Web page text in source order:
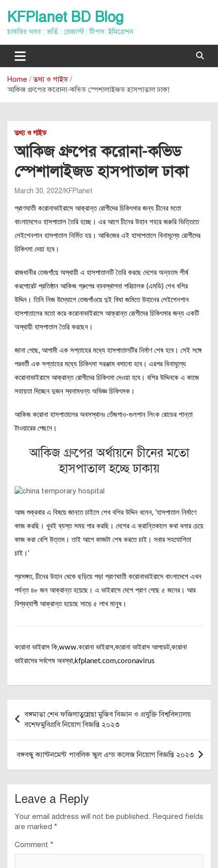
content
KFPlanet BD Blog
চাকরির খবর : ভর্তি : রেজাল্ট : টিপস: ইমিগ্রেশন
Home
তথ্য ও গাইড
আকিজ গ্রুপের করোনা-কভিড স্পেশালাইজড হাসপাতাল ঢাকা
তথ্য ও গাইড
আকিজ গ্রুপের করোনা-কভিড
স্পেশালাইজড হাসপাতাল ঢাকা
March 30, 2022 KFPlanet
প্রাণঘাতী করোনাভাইরাসে আক্রান্ত রোগীদের চিকিৎসার জন্য চীনের মতো
বাংলাদেশেও হাসপাতাল তৈরি হচ্ছে। এর আগে চীনের উহান শহরে জরুরি ভিত্তিতে
লেইশেনশান হাসপাতাল নির্মিত হয়। আকিজের এই হাসাপতালে বিনামূল্যে রোগীদের
চিকিৎসা দেয়া হবে।
রাজধানীর তেজগাঁয়ে অস্থায়ী এ হাসপাতালটি তৈরি করছে দেশের অন্যতম শীর্ষ
করপোরেট প্রতিষ্ঠান আকিজ গ্রুপের ব্যবস্থাপনা পরিচালক (এমডি) শেখ বশির
উদ্দিন। তিনি নিজ উদ্যোগে তেজগাঁওয়ে দুই বিঘা জমিতে উহানের লেইশেনশান
হাসপাতালের মতো করে করোনাভাইরাসে আক্রান্ত রোগীদের চিকিৎসার জন্য একটি
অস্থায়ী হাসপাতাল তৈরি করছেন।
জানা গেছে, আগামী এক সপ্তাহের মধ্যে হাসপাতালটির নির্মাণ শেষ হবে। সেই সঙ্গে
পরবর্তী এক সপ্তাহের মধ্যে চিকিৎসা সরঞ্জাম বসানো হবে। এরপর বিনামূল্যে
করোনাভাইরাসে আক্রান্ত রোগীদের চিকিৎসা দেওয়া হবে। বশির উদ্দিনকে এ কাজে
সহায়তা দিচ্ছেন দুজন স্বনামধন্য অভিজ্ঞ চিকিৎসক।
আকিজ করোনা হাসপাতালের অবসস্থানঃ তেঁজগাও-গুলশান লিংক রোডের শান্তা
টাওয়ারের পেছনে।
আকিজ গ্রুপের অর্থায়নে চীনের মতো
হাসপাতাল হচ্ছে ঢাকায়
আজ শুক্রবার এ বিষয়ে জানতে চাইলে শেখ বশির উদ্দিন বলেন, ‘হাসপাতাল নির্মাণে
কাজ করছি। খুবই ব্যস্ত সময় পার করছি। দেশের এ ক্রান্তিকালে কথা বলার চেয়ে
কাজ করা বেশি উত্তম। তাই আগে কাজটা শেষ করতে চাই। সবার সহযোগিতা
চাই।’
প্রসঙ্গত, চীনের উহান থেকে ছড়িয়ে পড়া প্রাণঘাতী করোনাভাইরাসে বাংলাদেশে এখন
পর্যন্ত ৪৮ জন আক্রান্ত হয়েছে। এ ভাইরাসে দেশে প্রাণ গেছে ৫ জনের। আর
বিশ্বব্যাপী আক্রান্ত হয়েছে সাড়ে ৫ লাখ মানুষ।
করোনা ভাইরাস কি,www.করোনা ভাইরাস,করোনা ভাইরাস আপডেট,করোনা
ভাইরাসের সর্বশেষ অবস্থা,kfplanet.com,coronavirus
navigation
বঙ্গমাতা শেখ ফজিলাতুন্নেছা মুজিব বিজ্ঞান ও প্রযুক্তি বিশ্ববিদ্যালয়
বশেফমুবিপ্রবি নিয়োগ বিজ্ঞপ্তি ২০২৩
বঙ্গবন্ধু ক্যান্টনমেন্ট পাবলিক স্কুল এন্ড কলেজ নিয়োগ বিজ্ঞপ্তি ২০২৩
Leave a Reply
Your email address will not be published. Required fields
are marked *
Comment *